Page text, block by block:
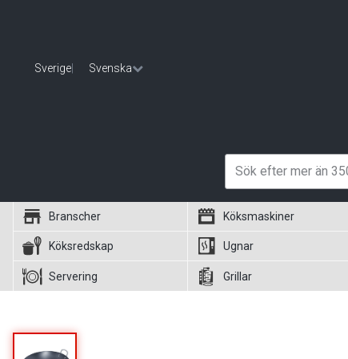
Sverige Svenska
Branscher Köksmaskiner
Köksredskap Ugnar
Servering Grillar